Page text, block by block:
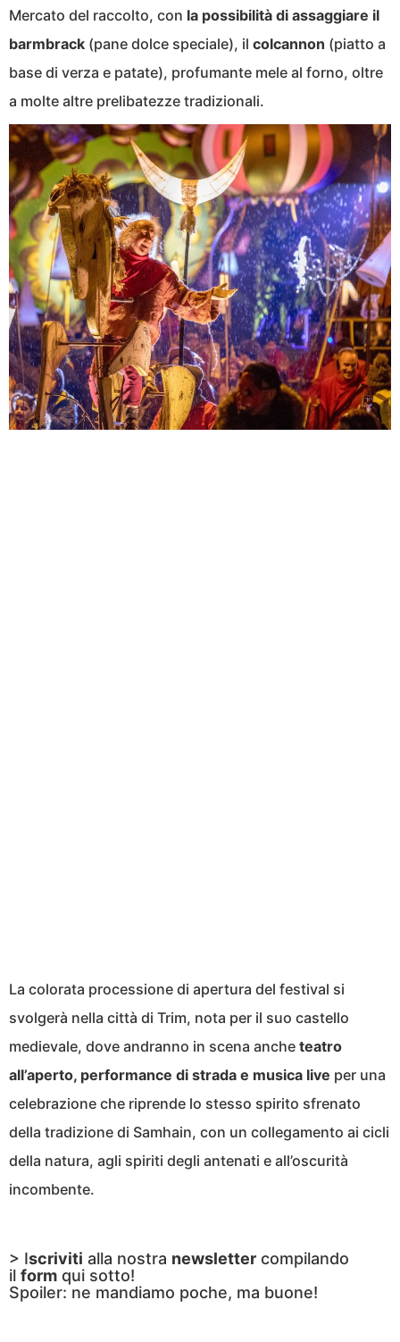
Mercato del raccolto, con la possibilità di assaggiare il
barmbrack (pane dolce speciale), il colcannon (piatto a
base di verza e patate), profumante mele al forno, oltre
a molte altre prelibatezze tradizionali.
La colorata processione di apertura del festival si
svolgerà nella città di Trim, nota per il suo castello
medievale, dove andranno in scena anche teatro
all’aperto, performance di strada e musica live per una
celebrazione che riprende lo stesso spirito sfrenato
della tradizione di Samhain, con un collegamento ai cicli
della natura, agli spiriti degli antenati e all’oscurità
incombente.
> Iscriviti alla nostra newsletter compilando
il form qui sotto!
Spoiler: ne mandiamo poche, ma buone!